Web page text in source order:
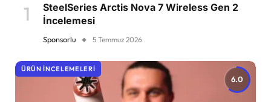
SteelSeries Arctis Nova 7 Wireless Gen 2
İncelemesi
Sponsorlu 5 Temmuz 2026
6.0
ÜRÜN İNCELEMELERI